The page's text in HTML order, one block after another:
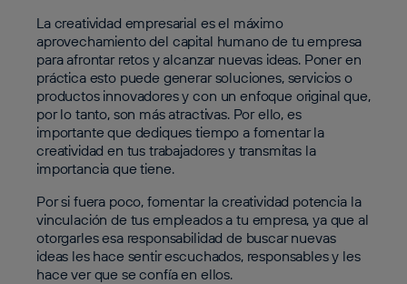
La creatividad empresarial es el máximo
aprovechamiento del capital humano de tu empresa
para afrontar retos y alcanzar nuevas ideas. Poner en
práctica esto puede generar soluciones, servicios o
productos innovadores y con un enfoque original que,
por lo tanto, son más atractivas. Por ello, es
importante que dediques tiempo a fomentar la
creatividad en tus trabajadores y transmitas la
importancia que tiene.
Por si fuera poco, fomentar la creatividad potencia la
vinculación de tus empleados a tu empresa, ya que al
otorgarles esa responsabilidad de buscar nuevas
ideas les hace sentir escuchados, responsables y les
hace ver que se confía en ellos.